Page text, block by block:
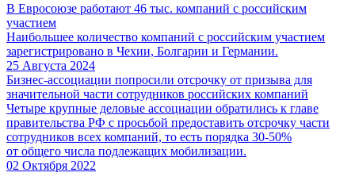
В Евросоюзе работают 46 тыс. компаний с российским
участием
Наибольшее количество компаний с российским участием
зарегистрировано в Чехии, Болгарии и Германии.
25 Августа 2024
Бизнес-ассоциации попросили отсрочку от призыва для
значительной части сотрудников российских компаний
Четыре крупные деловые ассоциации обратились к главе
правительства РФ с просьбой предоставить отсрочку части
сотрудников всех компаний, то есть порядка 30-50%
от общего числа подлежащих мобилизации.
02 Октября 2022